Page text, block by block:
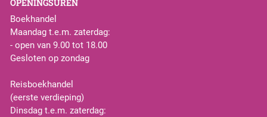
OPENINGSUREN
Boekhandel
Maandag t.e.m. zaterdag:
- open van 9.00 tot 18.00
Gesloten op zondag
Reisboekhandel
(eerste verdieping)
Dinsdag t.e.m. zaterdag: